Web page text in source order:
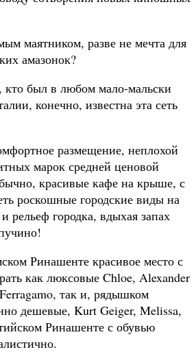
маятником, разве не мечта для
амазонок?
кто был в любом мало-мальски
конечно, известна эта сеть
размещение, неплохой
марок средней ценовой
красивые кафе на крыше, с
роскошные городские виды на
городка, вдыхая запах
Ринашенте красивое место с
как люксовые Chloe, Alexander
так и, рядышком
дешевые, Kurt Geiger, Melissa,
Ринашенте с обувью